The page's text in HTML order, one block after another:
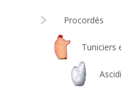
Procordés
Tuniciers